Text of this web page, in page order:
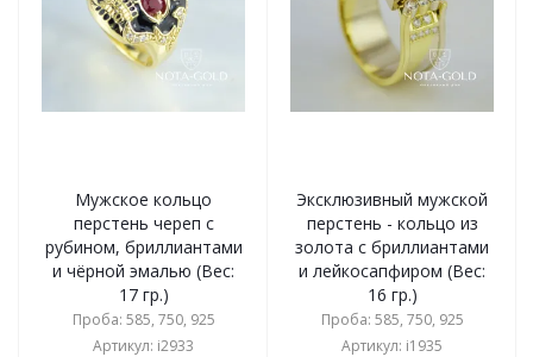
Мужское кольцо
перстень череп с
рубином, бриллиантами
и чёрной эмалью (Вес:
17 гр.)
Проба: 585, 750, 925
Артикул: i2933
Эксклюзивный мужской
перстень - кольцо из
золота с бриллиантами
и лейкосапфиром (Вес:
16 гр.)
Проба: 585, 750, 925
Артикул: i1935